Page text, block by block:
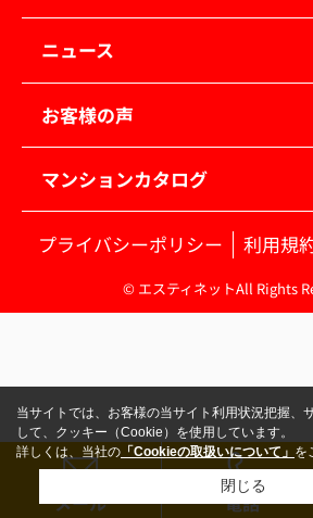
ニュース
お客様の声
マンションカタログ
プライバシーポリシー 利用規
© エスティネットAll Rights
メール 電話
当サイトでは、お客様の当サイト利用状況把握、
して、クッキー（Cookie）を使用しています。
詳しくは、当社の 「Cookieの取扱いについて」 を
閉じる